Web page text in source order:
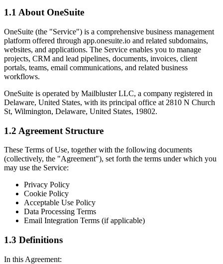
1.1 About OneSuite
OneSuite (the "Service") is a comprehensive business management
platform offered through app.onesuite.io and related subdomains,
websites, and applications. The Service enables you to manage
projects, CRM and lead pipelines, documents, invoices, client
portals, teams, email communications, and related business
workflows.
OneSuite is operated by Mailbluster LLC, a company registered in
Delaware, United States, with its principal office at 2810 N Church
St, Wilmington, Delaware, United States, 19802.
1.2 Agreement Structure
These Terms of Use, together with the following documents
(collectively, the "Agreement"), set forth the terms under which you
may use the Service:
Privacy Policy
Cookie Policy
Acceptable Use Policy
Data Processing Terms
Email Integration Terms (if applicable)
1.3 Definitions
In this Agreement: